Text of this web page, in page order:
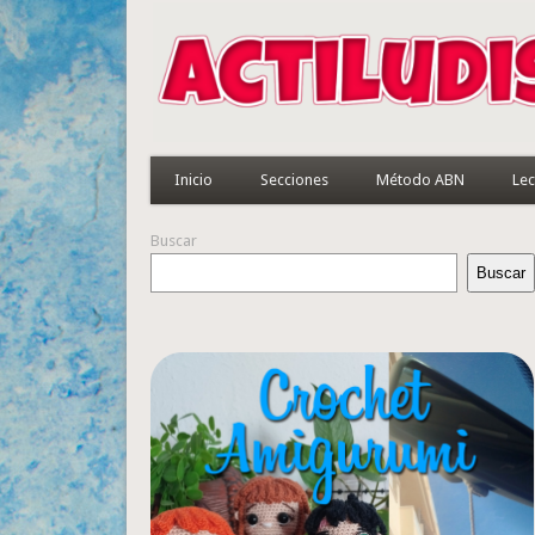
Inicio Secciones Método ABN
Buscar
Buscar